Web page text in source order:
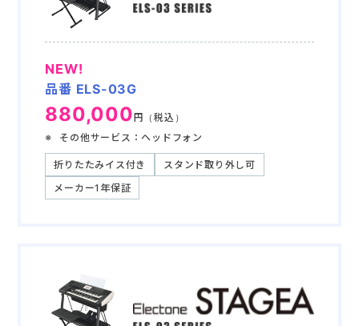
NEW!
品番 ELS-03G
880,000 円（税込）
その他サービス：ヘッドフォン
折りたたみイス付き
スタンド取り外し可
メーカー1年保証